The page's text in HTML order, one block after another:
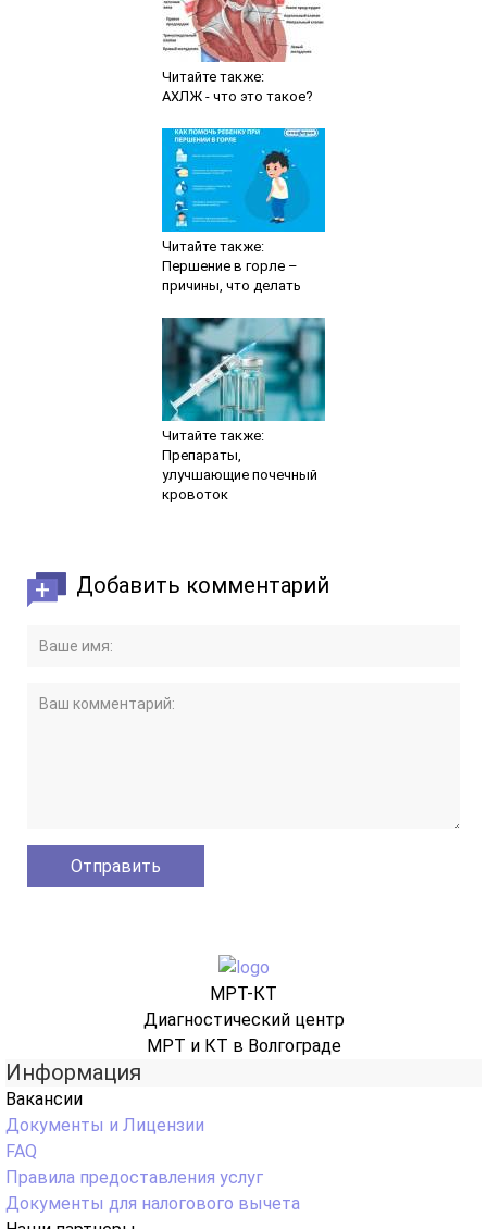
Читайте также:
АХЛЖ - что это такое?
Читайте также:
Першение в горле –
причины, что делать
Читайте также:
Препараты,
улучшающие почечный
кровоток
Добавить комментарий
МРТ-КТ
Диагностический центр
МРТ и КТ в Волгограде
Информация
Вакансии
Документы и Лицензии
FAQ
Правила предоставления услуг
Документы для налогового вычета